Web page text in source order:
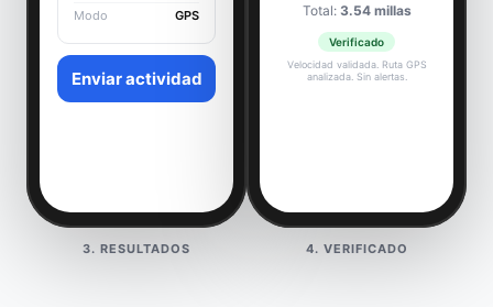
Modo
GPS
Enviar actividad
3. RESULTADOS
Total: 3.54 millas
Verificado
Velocidad validada. Ruta GPS
analizada. Sin alertas.
4. VERIFICADO